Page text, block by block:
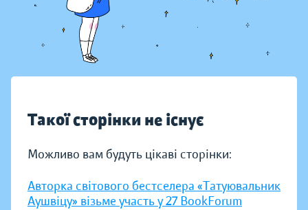
Такої сторінки не існує
Можливо вам будуть цікаві сторінки:
Авторка світового бестселера «Татуювальник
Аушвіцу» візьме участь у 27 BookForum